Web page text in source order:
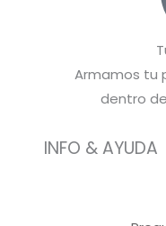
Armamos tu
dentro
INFO & AYUDA